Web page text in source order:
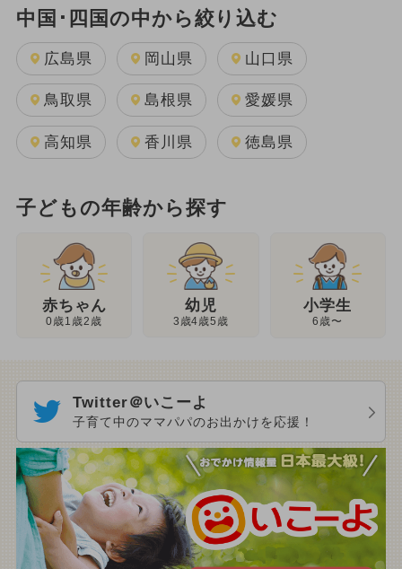
中国･四国の中から絞り込む
広島県 岡山県 山口県
鳥取県 島根県 愛媛県
高知県 香川県 徳島県
子どもの年齢から探す
赤ちゃん
0歳1歳2歳
幼児
3歳4歳5歳
小学生
6歳〜
Twitter＠いこーよ
子育て中のママパパのお出かけを応援！